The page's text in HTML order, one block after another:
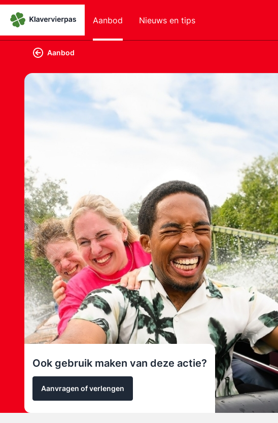
Aanbod Nieuws en tips
Aanbod
Ook gebruik maken van deze actie?
Aanvragen of verlengen